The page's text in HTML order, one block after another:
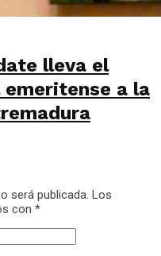
lleva el
a la
será publicada. Los
con *